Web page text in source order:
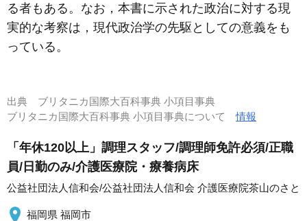
る者もある。なお，本書に示された政治に対する現
実的な考察は，現代政治学の先駆としての意義をも
っている。
出典 ブリタニカ国際大百科事典 小項目事典
ブリタニカ国際大百科事典 小項目事典について情報
「年休120以上」調理スタッフ/調理師免許必須/正職
員/日勤のみ/介護医療院・療養病床
公益社団法人信和会/公益社団法人信和会 介護医療院茶山のさと
福岡県 福岡市